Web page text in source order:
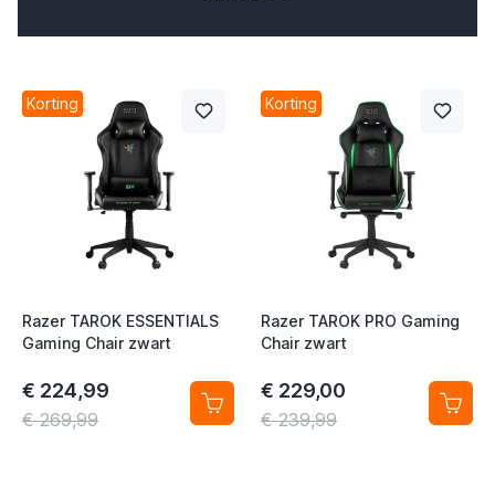
Korting
Razer TAROK ESSENTIALS
Gaming Chair zwart
€ 224,99
€ 269,99
Korting
Razer TAROK PRO Gaming
Chair zwart
€ 229,00
€ 239,99